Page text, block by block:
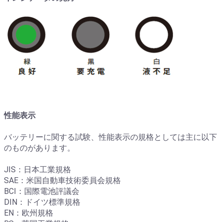
性能表示
バッテリーに関する試験、性能表示の規格としては主に以下
のものがあります。
JIS：日本工業規格
SAE：米国自動車技術委員会規格
BCI：国際電池評議会
DIN：ドイツ標準規格
EN：欧州規格